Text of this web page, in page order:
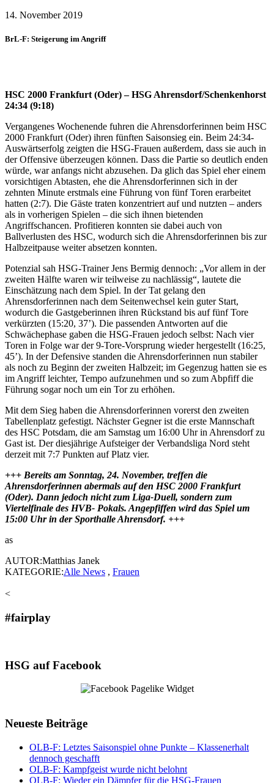
14. November 2019
BrL-F: Steigerung im Angriff
HSC 2000 Frankfurt (Oder) – HSG Ahrensdorf/Schenkenhorst
24:34 (9:18)
Vergangenes Wochenende fuhren die Ahrensdorferinnen beim HSC
2000 Frankfurt (Oder) ihren fünften Saisonsieg ein. Beim 24:34-
Auswärtserfolg zeigten die HSG-Frauen außerdem, dass sie auch in
der Offensive überzeugen können. Dass die Partie so deutlich enden
würde, war anfangs nicht abzusehen. Da glich das Spiel eher einem
vorsichtigen Abtasten, ehe die Ahrensdorferinnen sich in der
zehnten Minute erstmals eine Führung von fünf Toren erarbeitet
hatten (2:7). Die Gäste traten konzentriert auf und nutzten – anders
als in vorherigen Spielen – die sich ihnen bietenden
Angriffschancen. Profitieren konnten sie dabei auch von
Ballverlusten des HSC, wodurch sich die Ahrensdorferinnen bis zur
Halbzeitpause weiter absetzen konnten.
Potenzial sah HSG-Trainer Jens Bermig dennoch: „Vor allem in der
zweiten Hälfte waren wir teilweise zu nachlässig“, lautete die
Einschätzung nach dem Spiel. In der Tat gelang den
Ahrensdorferinnen nach dem Seitenwechsel kein guter Start,
wodurch die Gastgeberinnen ihren Rückstand bis auf fünf Tore
verkürzten (15:20, 37’). Die passenden Antworten auf die
Schwächephase gaben die HSG-Frauen jedoch selbst: Nach vier
Toren in Folge war der 9-Tore-Vorsprung wieder hergestellt (16:25,
45’). In der Defensive standen die Ahrensdorferinnen nun stabiler
als noch zu Beginn der zweiten Halbzeit; im Gegenzug hatten sie es
im Angriff leichter, Tempo aufzunehmen und so zum Abpfiff die
Führung sogar noch um ein Tor zu erhöhen.
Mit dem Sieg haben die Ahrensdorferinnen vorerst den zweiten
Tabellenplatz gefestigt. Nächster Gegner ist die erste Mannschaft
des HSC Potsdam, die am Samstag um 16:00 Uhr in Ahrensdorf zu
Gast ist. Der diesjährige Aufsteiger der Verbandsliga Nord steht
derzeit mit 7:7 Punkten auf Platz vier.
+++ Bereits am Sonntag, 24. November, treffen die
Ahrensdorferinnen abermals auf den HSC 2000 Frankfurt
(Oder). Dann jedoch nicht zum Liga-Duell, sondern zum
Viertelfinale des HVB- Pokals. Angepfiffen wird das Spiel um
15:00 Uhr in der Sporthalle Ahrensdorf. +++
as
AUTOR:Matthias Janek
KATEGORIE:Alle News , Frauen
<
#fairplay
HSG auf Facebook
Neueste Beiträge
OLB-F: Letztes Saisonspiel ohne Punkte – Klassenerhalt
dennoch geschafft
OLB-F: Kampfgeist wurde nicht belohnt
OLB-F: Wieder ein Dämpfer für die HSG-Frauen